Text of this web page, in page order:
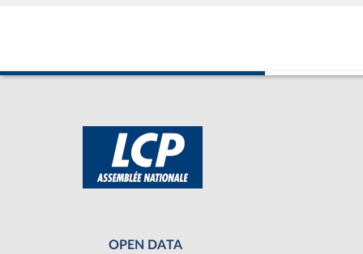
OPEN DATA